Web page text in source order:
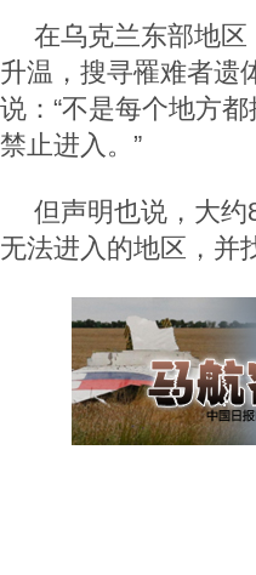
在乌克兰东部地
升温，搜寻罹难者遗
说：“不是每个地方
禁止进入。”
但声明也说，大
无法进入的地区，并